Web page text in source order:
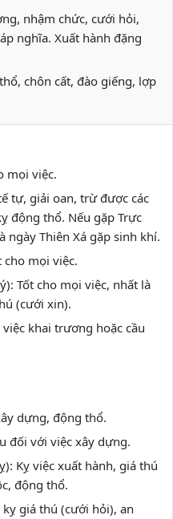
nhậm chức, cưới hỏi,
nghĩa. Xuất hành đặng
chôn cất, đào giếng, lợp
mọi việc.
tự, giải oan, trừ được các
động thổ. Nếu gặp Trực
ngày Thiên Xá gặp sinh khí.
cho mọi việc.
Tốt cho mọi việc, nhất là
(cưới xin).
việc khai trương hoặc cầu
dựng, động thổ.
đối với việc xây dựng.
Kỵ việc xuất hành, giá thú
động thổ.
kỵ giá thú (cưới hỏi), an